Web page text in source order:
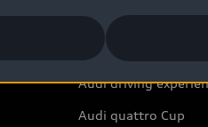
Audi Sport Festiwal
Audi i Muzeum
Audi driving
Audi quattro Cup